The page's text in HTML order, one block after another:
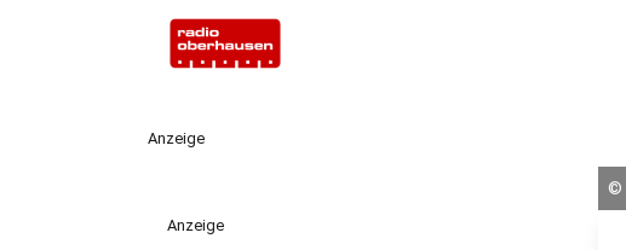
Anzeige
Anzeige
©